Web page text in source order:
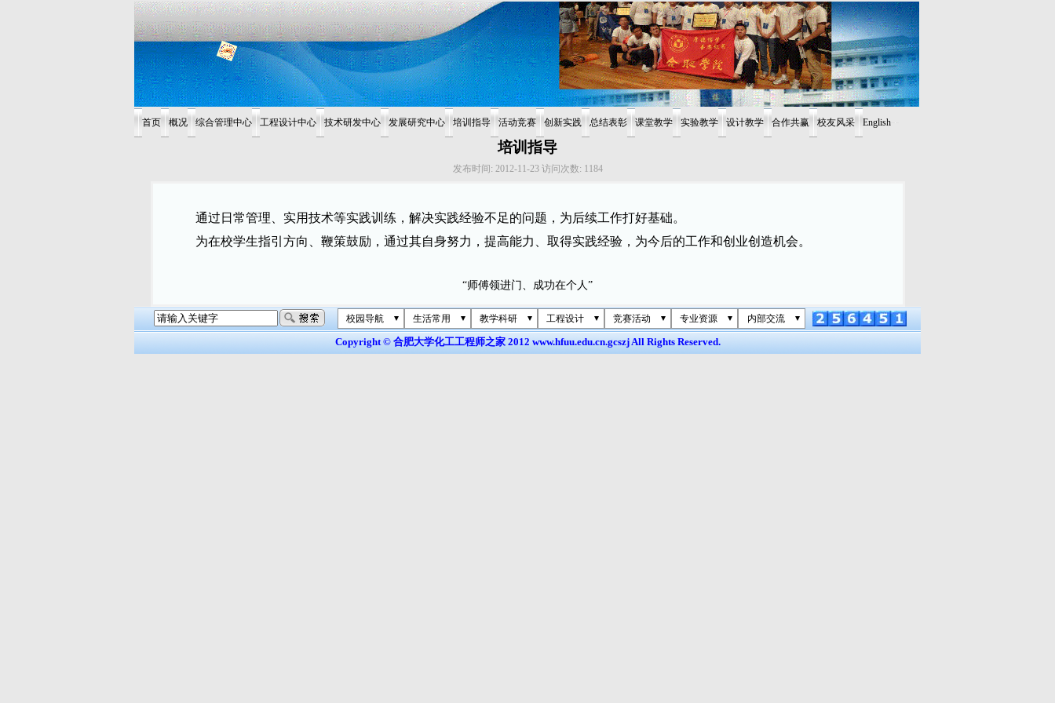
首页 概况 综合管理中心 工程设计中心 技术研发中心 发展研究中心 培训指导 活动竞赛 创新实践 总结表彰 课堂教学 实验教学 设计教学 合作共赢 校友风采 English
培训指导
发布时间: 2012-11-23 访问次数: 1184
通过日常管理、实用技术等实践训练，解决实践经验不足的问题，为后续工作打好基础。
为在校学生指引方向、鞭策鼓励，通过其自身努力，提高能力、取得实践经验，为今后的工作和创业创造机会。
“师傅领进门、成功在个人”
校园导航 生活常用 教学科研 工程设计 竞赛活动 专业资源 内部交流
Copyright © 合肥大学化工工程师之家 2012 www.hfuu.edu.cn.gcszj All Rights Reserved.